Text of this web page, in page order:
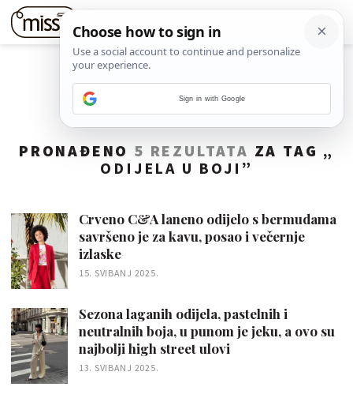
PRONAĐENO 5 REZULTATA ZA TAG „
ODIJELA U BOJI ”
Crveno C&A laneno odijelo s bermudama
savršeno je za kavu, posao i večernje
izlaske
15. SVIBANJ 2025.
Sezona laganih odijela, pastelnih i
neutralnih boja, u punom je jeku, a ovo su
najbolji high street ulovi
13. SVIBANJ 2025.
Sign in with Google